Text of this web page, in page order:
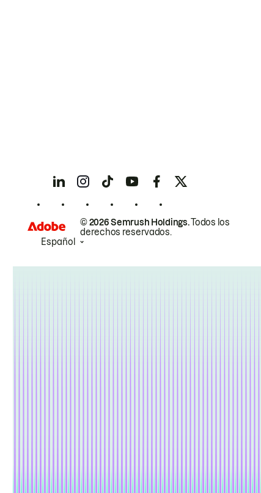
© 2026 Semrush Holdings.Todos los
derechos reservados.
Español